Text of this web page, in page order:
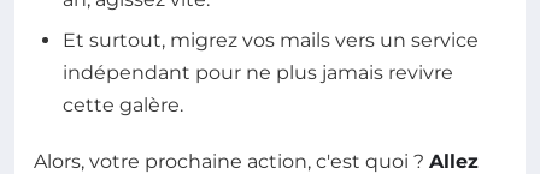
Et surtout, migrez vos mails vers un service
indépendant pour ne plus jamais revivre
cette galère.
Alors, votre prochaine action, c'est quoi ? Allez